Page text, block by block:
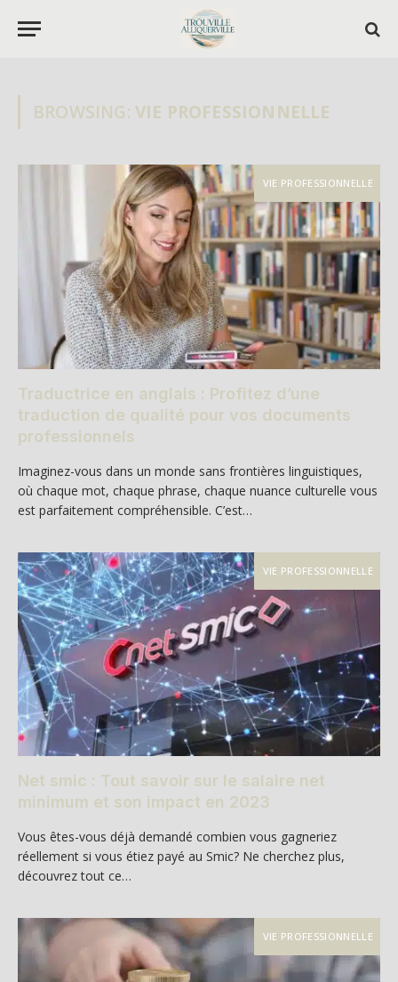
BROWSING: VIE PROFESSIONNELLE
VIE PROFESSIONNELLE
Traductrice en anglais : Profitez d’une
traduction de qualité pour vos documents
professionnels
Imaginez-vous dans un monde sans frontières linguistiques,
où chaque mot, chaque phrase, chaque nuance culturelle vous
est parfaitement compréhensible. C’est…
VIE PROFESSIONNELLE
Net smic : Tout savoir sur le salaire net
minimum et son impact en 2023
Vous êtes-vous déjà demandé combien vous gagneriez
réellement si vous étiez payé au Smic? Ne cherchez plus,
découvrez tout ce…
VIE PROFESSIONNELLE